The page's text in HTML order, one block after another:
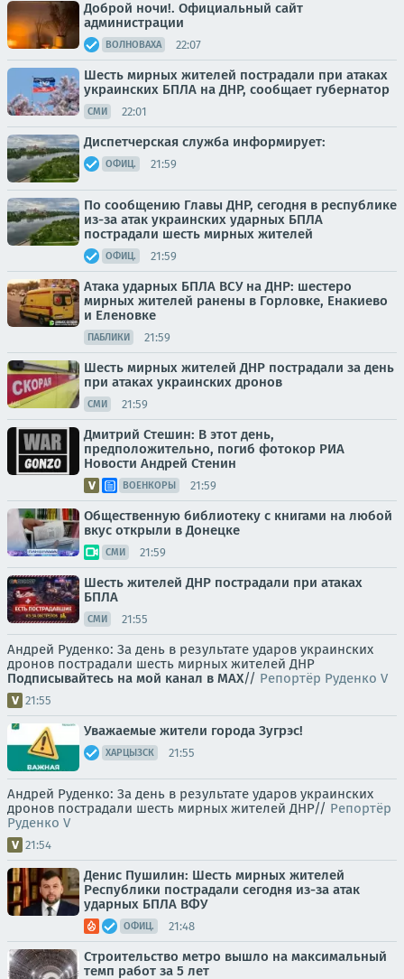
Доброй ночи!. Официальный сайт
администрации
ВОЛНОВАХА 22:07
Шесть мирных жителей пострадали при атаках
украинских БПЛА на ДНР, сообщает губернатор
СМИ 22:01
Диспетчерская служба информирует:
ОФИЦ. 21:59
По сообщению Главы ДНР, сегодня в республике
из-за атак украинских ударных БПЛА
пострадали шесть мирных жителей
ОФИЦ. 21:59
Атака ударных БПЛА ВСУ на ДНР: шестеро
мирных жителей ранены в Горловке, Енакиево
и Еленовке
ПАБЛИКИ 21:59
Шесть мирных жителей ДНР пострадали за день
при атаках украинских дронов
СМИ 21:59
Дмитрий Стешин: В этот день,
предположительно, погиб фотокор РИА
Новости Андрей Стенин
ВОЕНКОРЫ 21:59
Общественную библиотеку с книгами на любой
вкус открыли в Донецке
СМИ 21:59
Шесть жителей ДНР пострадали при атаках
БПЛА
СМИ 21:55
Андрей Руденко: За день в результате ударов украинских
дронов пострадали шесть мирных жителей ДНР
Подписывайтесь на мой канал в MAX// Репортёр Руденко V
21:55
Уважаемые жители города Зугрэс!
ХАРЦЫЗСК 21:55
Андрей Руденко: За день в результате ударов украинских
дронов пострадали шесть мирных жителей ДНР// Репортёр
Руденко V
21:54
Денис Пушилин: Шесть мирных жителей
Республики пострадали сегодня из-за атак
ударных БПЛА ВФУ
ОФИЦ. 21:48
Строительство метро вышло на максимальный
темп работ за 5 лет